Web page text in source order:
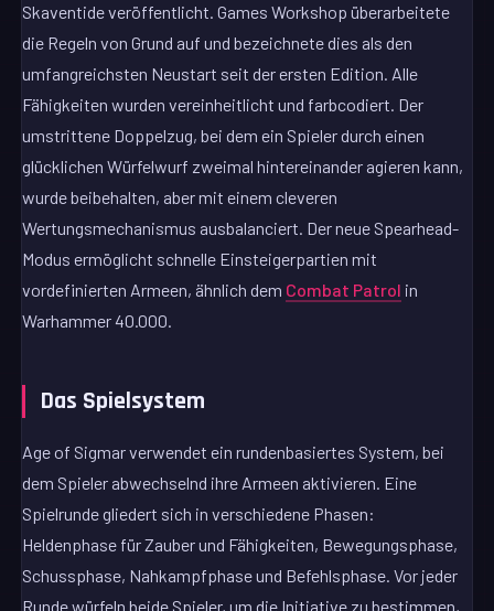
Skaventide veröffentlicht. Games Workshop überarbeitete
die Regeln von Grund auf und bezeichnete dies als den
umfangreichsten Neustart seit der ersten Edition. Alle
Fähigkeiten wurden vereinheitlicht und farbcodiert. Der
umstrittene Doppelzug, bei dem ein Spieler durch einen
glücklichen Würfelwurf zweimal hintereinander agieren kann,
wurde beibehalten, aber mit einem cleveren
Wertungsmechanismus ausbalanciert. Der neue Spearhead-
Modus ermöglicht schnelle Einsteigerpartien mit
vordefinierten Armeen, ähnlich dem Combat Patrol in
Warhammer 40.000.
Das Spielsystem
Age of Sigmar verwendet ein rundenbasiertes System, bei
dem Spieler abwechselnd ihre Armeen aktivieren. Eine
Spielrunde gliedert sich in verschiedene Phasen:
Heldenphase für Zauber und Fähigkeiten, Bewegungsphase,
Schussphase, Nahkampfphase und Befehlsphase. Vor jeder
Runde würfeln beide Spieler, um die Initiative zu bestimmen,